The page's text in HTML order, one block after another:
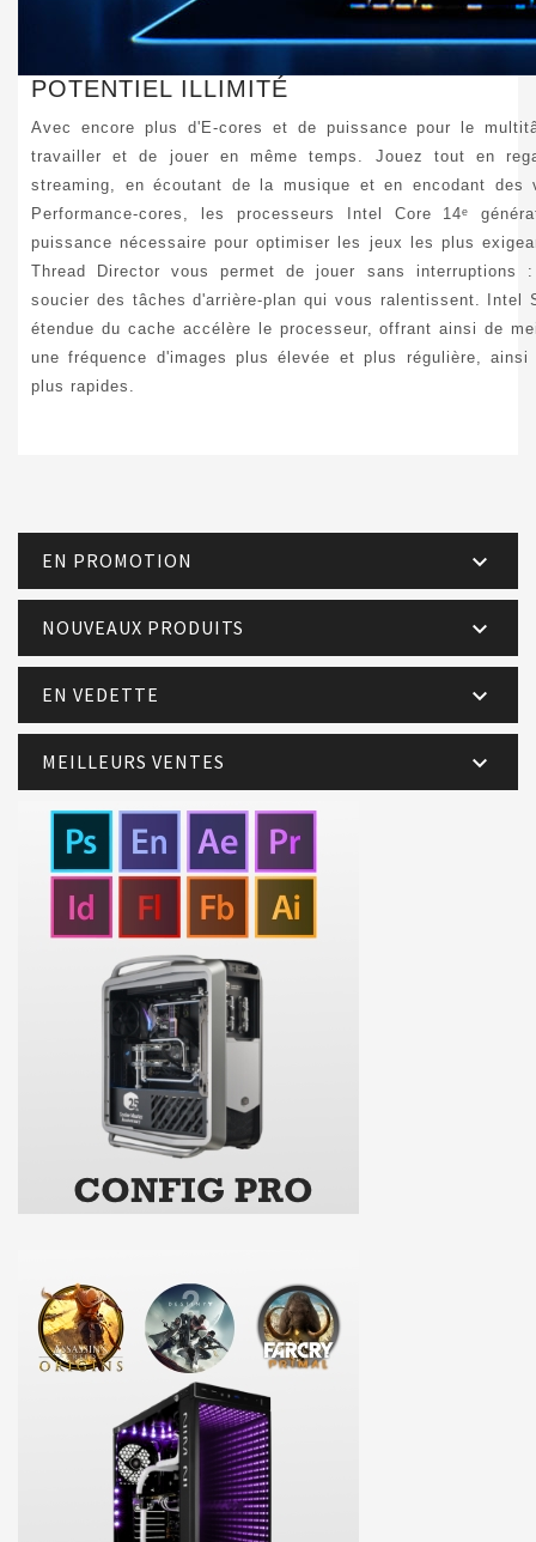
POTENTIEL ILLIMITÉ
Avec encore plus d'E-cores et de puissance pour le
travailler et de jouer en même temps. Jouez tout en
streaming, en écoutant de la musique et en encodant des
Performance-cores, les processeurs Intel Core 14ᵉ
puissance nécessaire pour optimiser les jeux les plus
Thread Director vous permet de jouer sans interruptions
soucier des tâches d'arrière-plan qui vous ralentissent. Intel
étendue du cache accélère le processeur, offrant ainsi de
une fréquence d'images plus élevée et plus régulière, ainsi
plus rapides.
EN PROMOTION 
NOUVEAUX PRODUITS 
EN VEDETTE 
MEILLEURS VENTES 